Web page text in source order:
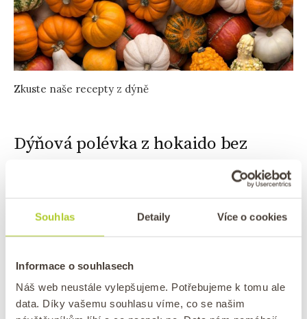
Souhlas Detaily Více o cookies
Informace o souhlasech
Náš web neustále vylepšujeme. Potřebujeme k tomu ale
data. Díky vašemu souhlasu víme, co se našim
Zkuste naše recepty z dýně
Dýňová polévka z hokaido bez
krémovou texturu a bohatou chuť. Ale co když
chcete se vyhnout použití smetany?
strach, naše dýňová polévka je připravena bez
smetany a je stejně lahodná a krémová.